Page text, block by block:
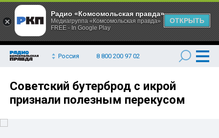
Россия 8 800 200 97 02
Советский бутерброд с икрой
признали полезным перекусом
Радио «Комсомольская правда»
Медиагруппа «Комсомольская правда»
FREE - In Google Play
ОТКРЫТЬ